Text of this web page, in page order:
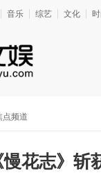
音乐 综艺 文化
点频道
花志》斩